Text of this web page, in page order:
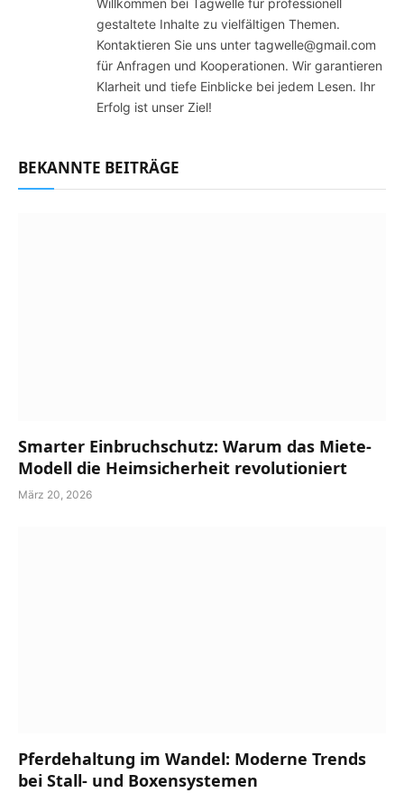
Willkommen bei Tagwelle für professionell
gestaltete Inhalte zu vielfältigen Themen.
Kontaktieren Sie uns unter tagwelle@gmail.com
für Anfragen und Kooperationen. Wir garantieren
Klarheit und tiefe Einblicke bei jedem Lesen. Ihr
Erfolg ist unser Ziel!
BEKANNTE BEITRÄGE
Smarter Einbruchschutz: Warum das Miete-
Modell die Heimsicherheit revolutioniert
März 20, 2026
Pferdehaltung im Wandel: Moderne Trends
bei Stall- und Boxensystemen